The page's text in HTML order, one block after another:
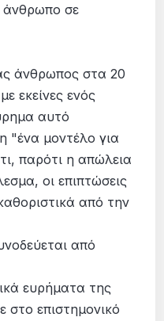
άνθρωπο σε
άνθρωπος στα 20
εκείνες ενός
αυτό
"ένα μοντέλο για
παρότι η απώλεια
οι επιπτώσεις
από την
από
ευρήματα της
στο επιστημονικό